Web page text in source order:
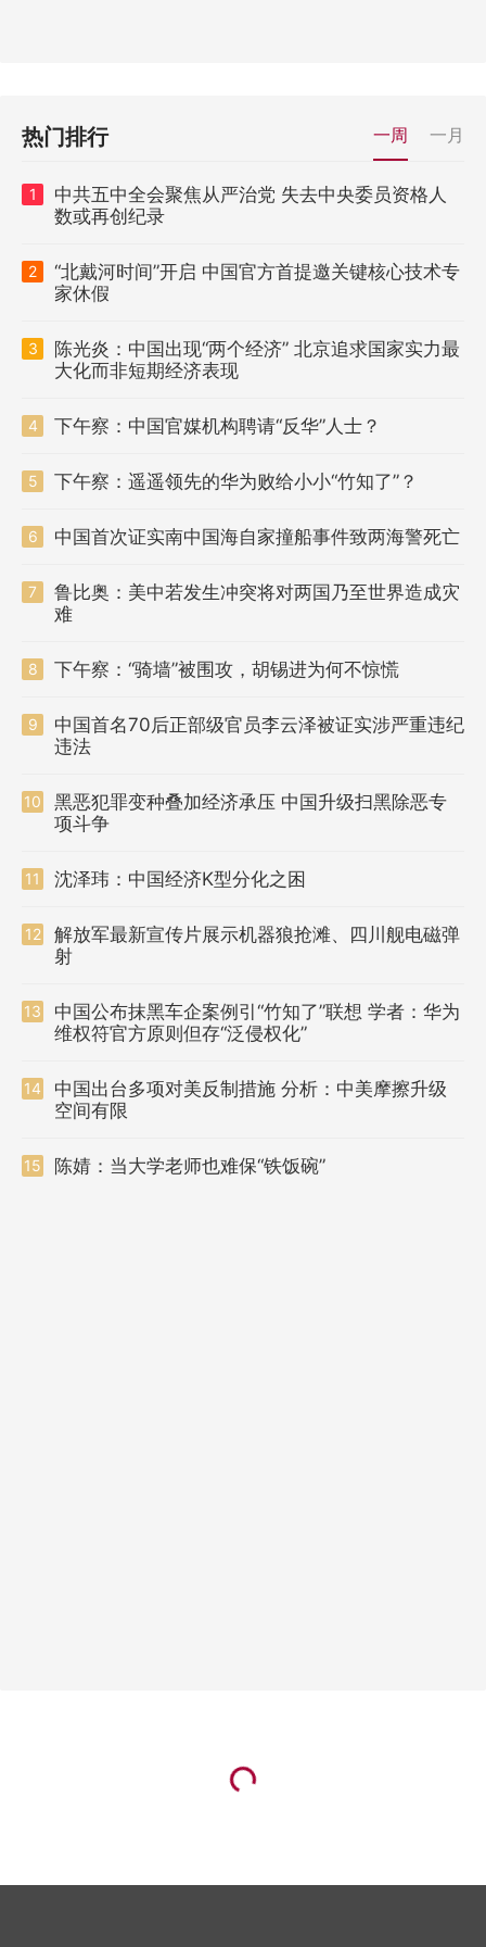
热门排行 一周 一月
1
中共五中全会聚焦从严治党 失去中央委员资格人
数或再创纪录
2
“北戴河时间”开启 中国官方首提邀关键核心技术专
家休假
3
陈光炎：中国出现“两个经济” 北京追求国家实力最
大化而非短期经济表现
4 下午察：中国官媒机构聘请“反华”人士？
5 下午察：遥遥领先的华为败给小小“竹知了”？
6 中国首次证实南中国海自家撞船事件致两海警死亡
7
鲁比奥：美中若发生冲突将对两国乃至世界造成灾
难
8 下午察：“骑墙”被围攻，胡锡进为何不惊慌
9
中国首名70后正部级官员李云泽被证实涉严重违纪
违法
10
黑恶犯罪变种叠加经济承压 中国升级扫黑除恶专
项斗争
11 沈泽玮：中国经济K型分化之困
12
解放军最新宣传片展示机器狼抢滩、四川舰电磁弹
射
13
中国公布抹黑车企案例引“竹知了”联想 学者：华为
维权符官方原则但存“泛侵权化”
14
中国出台多项对美反制措施 分析：中美摩擦升级
空间有限
15 陈婧：当大学老师也难保“铁饭碗”